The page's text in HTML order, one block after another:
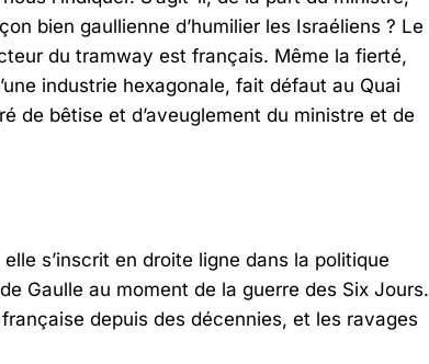
bien gaullienne d’humilier les Israéliens ? Le
du tramway est français. Même la fierté,
industrie hexagonale, fait défaut au Quai
de bêtise et d’aveuglement du ministre et de
s’inscrit en droite ligne dans la politique
Gaulle au moment de la guerre des Six Jours.
depuis des décennies, et les ravages